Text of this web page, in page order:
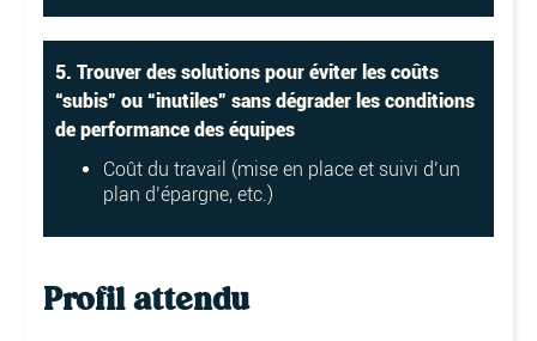
5. Trouver des solutions pour éviter les coûts
“subis” ou “inutiles” sans dégrader les conditions
de performance des équipes
Coût du travail (mise en place et suivi d’un
plan d’épargne, etc.)
Profil attendu